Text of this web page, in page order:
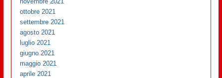
ottobre 2021
settembre 2021
agosto 2021
luglio 2021
giugno 2021
maggio 2021
aprile 2021